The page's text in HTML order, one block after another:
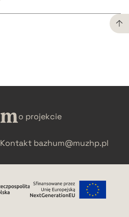
o projekcie
Kontakt bazhum@muzhp.pl